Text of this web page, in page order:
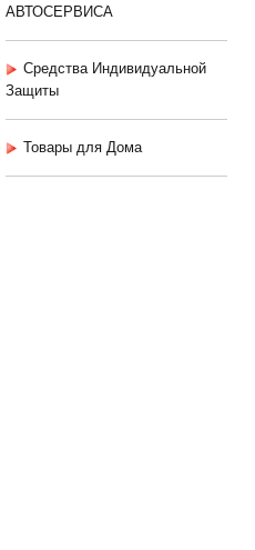
АВТОСЕРВИСА
Средства Индивидуальной
Защиты
Товары для Дома